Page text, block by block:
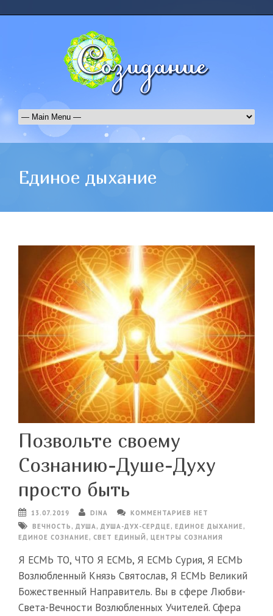
Единое дыхание
Позвольте своему
Сознанию-Душе-Духу
просто быть
13.07.2019 DINA
КОММЕНТАРИЕВ НЕТ
ВЕЧНОСТЬ , ДУША, ДУША-ДУХ-СЕРДЦЕ, ЕДИНОЕ ДЫХАНИЕ,
ЕДИНОЕ СОЗНАНИЕ, СВЕТ ЕДИНЫЙ , ЦЕНТРЫ СОЗНАНИЯ
Я ЕСМЬ ТО, ЧТО Я ЕСМЬ, Я ЕСМЬ Сурия, Я ЕСМЬ
Возлюбленный Князь Святослав, Я ЕСМЬ Великий
Божественный Направитель. Вы в сфере Любви-
Света-Вечности Возлюбленных Учителей. Сфера